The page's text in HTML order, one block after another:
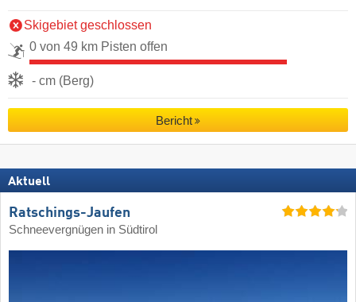
Skigebiet geschlossen
0 von 49 km Pisten offen
- cm (Berg)
Bericht
Aktuell
Ratschings-Jaufen
Schneevergnügen in Südtirol